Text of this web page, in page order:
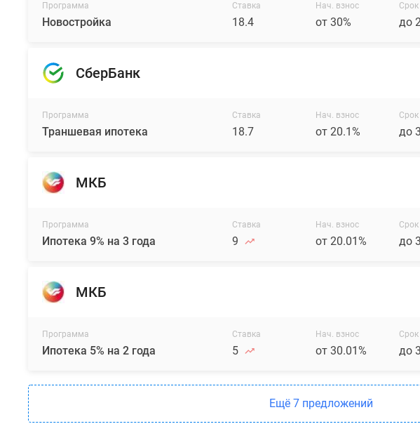
Программа
Новостройка
Ставка
18.4
Нач. взнос
от 30%
Срок
до
СберБанк
Программа
Траншевая ипотека
Ставка
18.7
Нач. взнос
от 20.1%
Срок
до
МКБ
Программа
Ипотека 9% на 3 года
Ставка
9
Нач. взнос
от 20.01%
Срок
до
МКБ
Программа
Ипотека 5% на 2 года
Ставка
5
Нач. взнос
от 30.01%
Срок
до
Ещё 7 предложений